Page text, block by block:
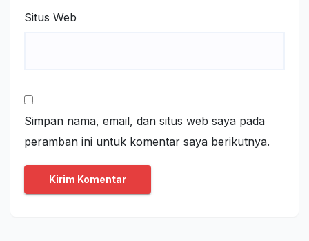
Situs Web
Simpan nama, email, dan situs web saya pada
peramban ini untuk komentar saya berikutnya.